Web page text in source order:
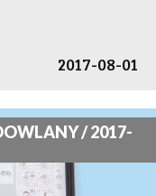
2017-08-01
/ 2017-